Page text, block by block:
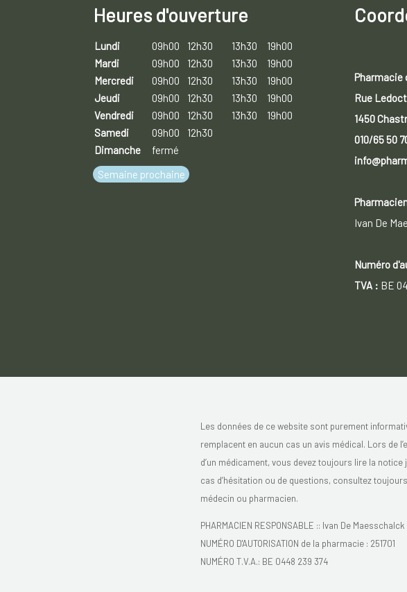
Heures d'ouverture
Lundi 09h00 12h30 13h30
19h00
Mardi
09h00 12h30 13h30
19h00
Mercredi
09h00 12h30 13h30
19h00
Jeudi
09h00 12h30 13h30
19h00
Vendredi
09h00 12h30 13h30
19h00
Samedi
09h00
12h30
Dimanche
fermé
Semaine prochaine
Pharmacie
Rue
1450
010/65 50
Ivan De
Numéro
TVA : BE
Les données de ce website sont purement
remplacent en aucun cas un avis médical. Lors de
d’un médicament, vous devez toujours lire la notice
cas d’hésitation ou de questions, consultez
médecin ou pharmacien.
PHARMACIEN RESPONSABLE :: Ivan De Maesschalck
NUMÉRO D'AUTORISATION de la pharmacie : 251701
NUMÉRO T.V.A.: BE 0448 239 374